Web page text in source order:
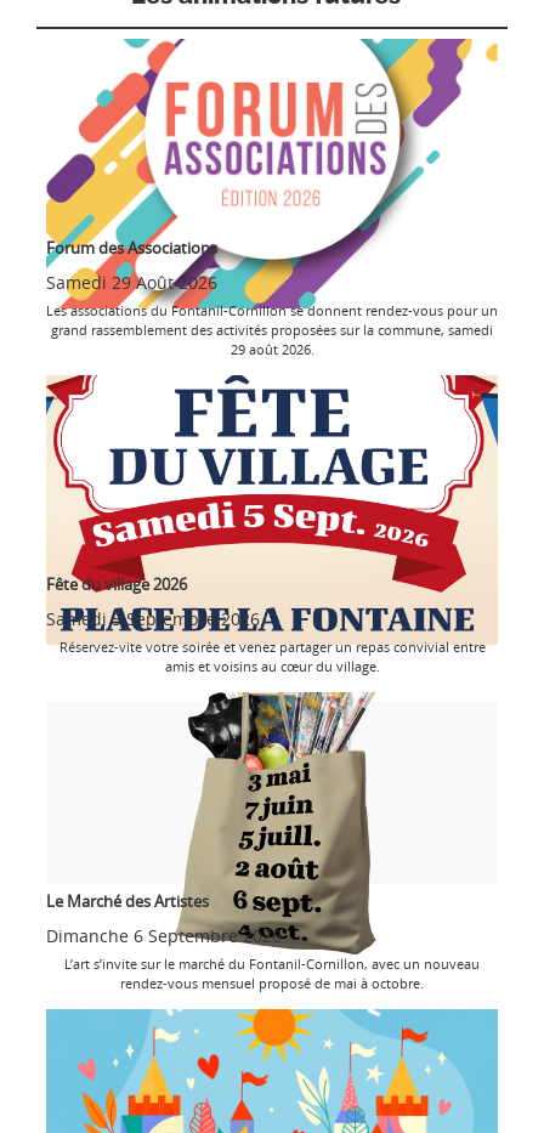
Forum des Associations
Samedi 29 Août 2026
Les associations du Fontanil-Cornillon se donnent rendez-vous pour un
grand rassemblement des activités proposées sur la commune, samedi
29 août 2026.
Fête du village 2026
Samedi 5 Septembre 2026
Réservez-vite votre soirée et venez partager un repas convivial entre
amis et voisins au cœur du village.
Le Marché des Artistes
Dimanche 6 Septembre 2026
L’art s’invite sur le marché du Fontanil-Cornillon, avec un nouveau
rendez-vous mensuel proposé de mai à octobre.